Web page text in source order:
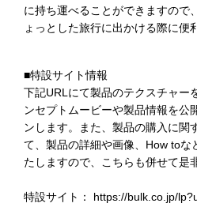
に持ち運べることができますので
ょっとした旅行に出かける際に便
■特設サイト情報
下記URLにて製品のテクスチャー
ンセプトムービーや製品情報を公
ンします。また、製品の購入に関
て、製品の詳細や画像、How to
たしますので、こちらも併せて是
特設サイト： https://bulk.co.jp/